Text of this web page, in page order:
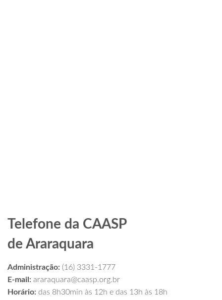
Telefone da CAASP
de Araraquara
Administração: (16) 3331-1777
E-mail: araraquara@caasp.org.br
Horário: das 8h30min às 12h e das 13h às 18h